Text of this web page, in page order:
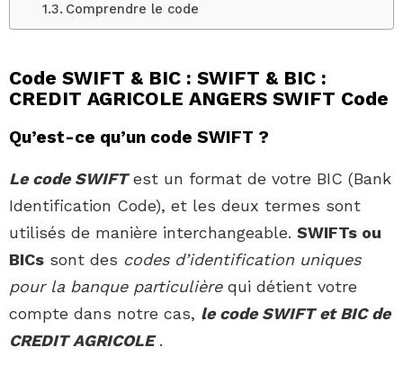
Comprendre le code
Code SWIFT & BIC : SWIFT & BIC :
CREDIT AGRICOLE ANGERS SWIFT Code
Qu’est-ce qu’un code SWIFT ?
Le code SWIFTest un format de votre BIC (Bank
Identification Code), et les deux termes sont
utilisés de manière interchangeable. SWIFTs ou
BICs sont des codes d’identification uniques
pour la banque particulière qui détient votre
compte dans notre cas, le code SWIFT et BIC de
CREDIT AGRICOLE.